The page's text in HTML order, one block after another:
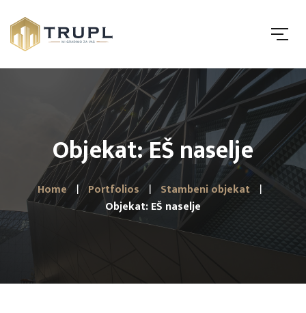
Objekat: EŠ naselje
Home Portfolios
Stambeni objekat
Objekat: EŠ naselje